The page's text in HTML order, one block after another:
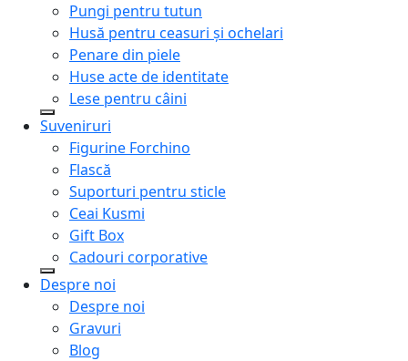
Pungi pentru tutun
Husă pentru ceasuri și ochelari
Penare din piele
Huse acte de identitate
Lese pentru câini
Suveniruri
Figurine Forchino
Flască
Suporturi pentru sticle
Ceai Kusmi
Gift Box
Cadouri corporative
Despre noi
Despre noi
Gravuri
Blog